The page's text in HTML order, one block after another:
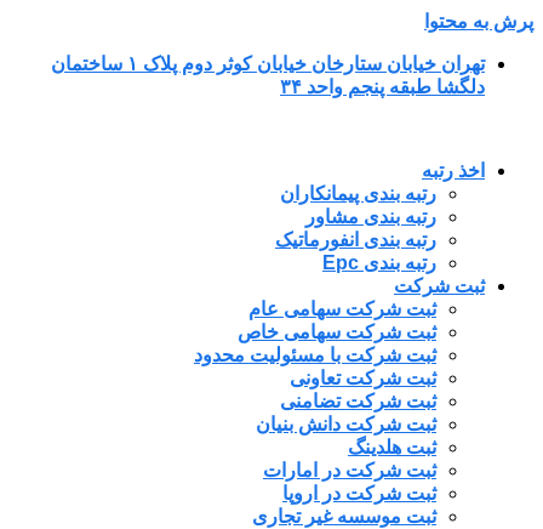
پرش به محتوا
تهران خیابان ستارخان خیابان کوثر دوم پلاک ۱ ساختمان
دلگشا طبقه پنجم واحد ۳۴
اخذ رتبه
رتبه بندی پیمانکاران
رتبه بندی مشاور
رتبه بندی انفورماتیک
رتبه بندی Epc
ثبت شرکت
ثبت شرکت سهامی عام
ثبت شرکت سهامی خاص
ثبت شرکت با مسئولیت محدود
ثبت شرکت تعاونی
ثبت شرکت تضامنی
ثبت شرکت دانش بنیان
ثبت هلدینگ
ثبت شرکت در امارات
ثبت شرکت در اروپا
ثبت موسسه غیر تجاری